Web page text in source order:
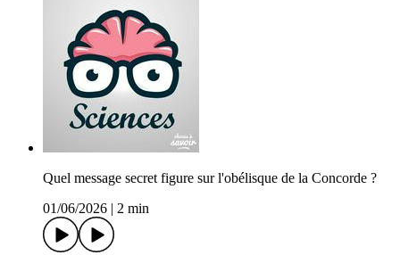
Quel message secret figure sur l'obélisque de la Concorde ?
01/06/2026
2 min